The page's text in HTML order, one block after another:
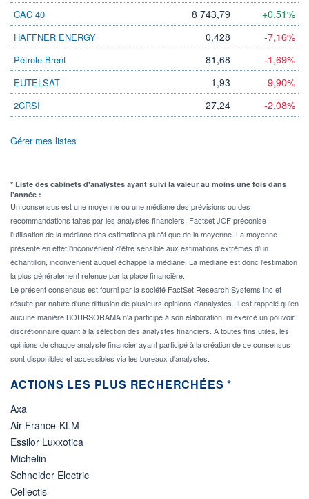
CAC 40 8 743,79 +0,51%
HAFFNER ENERGY 0,428 -7,16%
Pétrole Brent 81,68 -1,69%
EUTELSAT 1,93 -9,90%
2CRSI 27,24 -2,08%
Gérer mes listes
* Liste des cabinets d'analystes ayant suivi la valeur au moins une fois dans
l'année :
Un consensus est une moyenne ou une médiane des prévisions ou des
recommandations faites par les analystes financiers. Factset JCF préconise
l'utilisation de la médiane des estimations plutôt que de la moyenne. La moyenne
présente en effet l'inconvénient d'être sensible aux estimations extrêmes d'un
échantillon, inconvénient auquel échappe la médiane. La médiane est donc l'estimation
la plus généralement retenue par la place financière.
Le présent consensus est fourni par la société FactSet Research Systems Inc et
résulte par nature d'une diffusion de plusieurs opinions d'analystes. Il est rappelé qu'en
aucune manière BOURSORAMA n'a participé à son élaboration, ni exercé un pouvoir
discrétionnaire quant à la sélection des analystes financiers. A toutes fins utiles, les
opinions de chaque analyste financier ayant participé à la création de ce consensus
sont disponibles et accessibles via les bureaux d'analystes.
ACTIONS LES PLUS RECHERCHÉES *
Axa
Air France-KLM
Essilor Luxxotica
Michelin
Schneider Electric
Cellectis